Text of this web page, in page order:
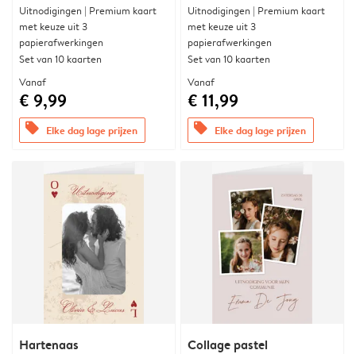
Uitnodigingen | Premium kaart
met keuze uit 3
papierafwerkingen
Set van 10 kaarten
Vanaf
€ 9,99
offers Elke dag lage prijzen
Uitnodigingen | Premium kaart
met keuze uit 3
papierafwerkingen
Set van 10 kaarten
Vanaf
€ 11,99
offers Elke dag lage prijzen
Hartenaas Collage pastel